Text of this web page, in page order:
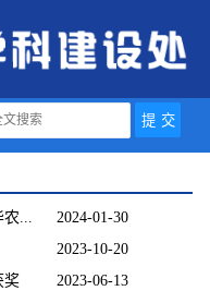
农...
2024-01-30
2023-10-20
奖
2023-06-13